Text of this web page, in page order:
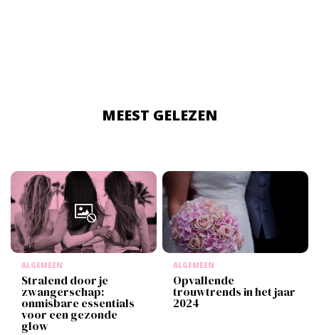
MEEST GELEZEN
ALGEMEEN
Stralend door je
zwangerschap:
onmisbare essentials
voor een gezonde
glow
ALGEMEEN
Opvallende
trouwtrends in het jaar
2024